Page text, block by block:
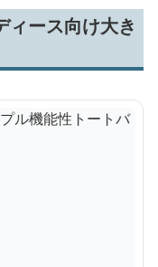
ィース向け大き